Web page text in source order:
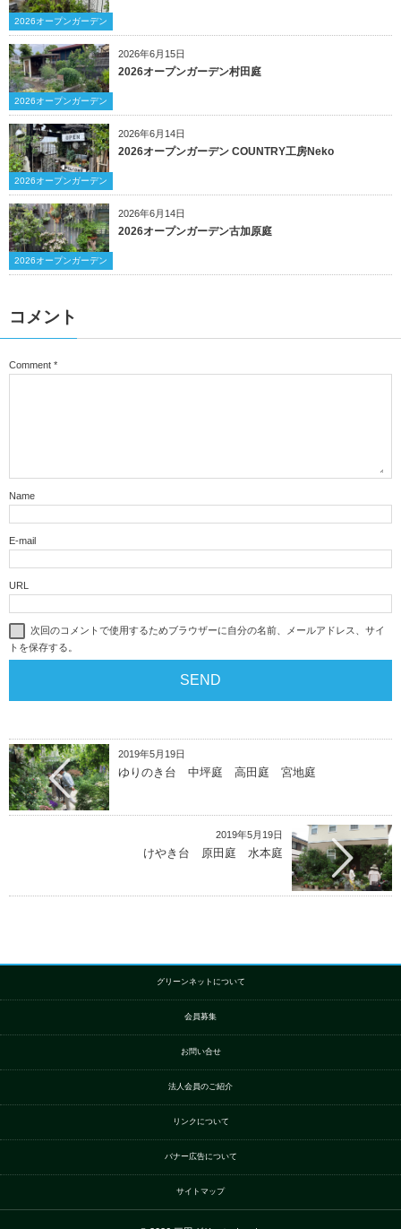
2026オープンガーデン
2026年6月15日
2026オープンガーデン
2026オープンガーデン村田庭
2026年6月14日
2026オープンガーデン
2026オープンガーデン COUNTRY工房Neko
2026年6月14日
2026オープンガーデン
2026オープンガーデン古加原庭
コメント
Comment *
Name
E-mail
URL
次回のコメントで使用するためブラウザーに自分の名前、メールアドレス、サイ
トを保存する。
2019年5月19日
ゆりのき台 中坪庭 高田庭 宮地庭
2019年5月19日
けやき台 原田庭 水本庭
グリーンネットについて
会員募集
お問い合せ
法人会員のご紹介
リンクについて
バナー広告について
サイトマップ